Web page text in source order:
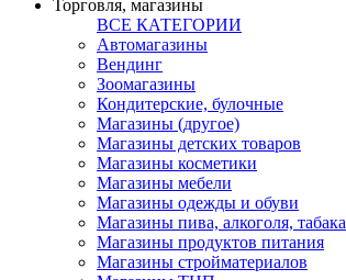
Торговля, магазины
ВСЕ КАТЕГОРИИ
Автомагазины
Вендинг
Зоомагазины
Кондитерские, булочные
Магазины (другое)
Магазины детских товаров
Магазины косметики
Магазины мебели
Магазины одежды и обуви
Магазины пива, алкоголя, табака
Магазины продуктов питания
Магазины стройматериалов